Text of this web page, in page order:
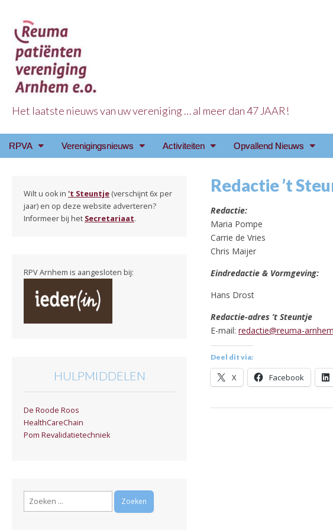
Reuma Patienten
Het laatste nieuws van uw vereniging … al meer dan 47 JAAR!
Main
Skip
RPVA Verenigingsnieuws Activiteiten Opvallend Nieuws
Redactie ’t
Redactie:
Maria Pompe
Carrie de Vries
Chris Maijer
Eindredactie & Vormgeving:
Hans Drost
Redactie-adres ’t Steuntje
E-mail: redactie@reuma-
Deel dit via:
X Facebook
Wilt u ook in 't Steuntje (verschijnt 6x per
jaar) en op deze website adverteren?
Informeer bij het Secretariaat.
RPV Arnhem is aangesloten bij:
HULPMIDDELEN
De Roode Roos
HealthCareChain
Pom Revalidatietechniek
Zoeken